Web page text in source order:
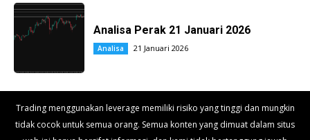
Analisa Perak 21 Januari 2026
Analisa 21 Januari 2026
Trading menggunakan leverage memiliki risiko yang tinggi dan mungkin
tidak cocok untuk semua orang. Semua konten yang dimuat dalam situs